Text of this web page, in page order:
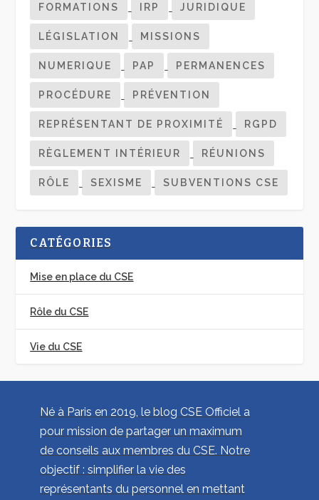
FORMATIONS IRP JURIDIQUE
LÉGISLATION MISSIONS
NUMERIQUE PAP PERMANENCES
PROCÉDURE PRÉVENTION
REPRÉSENTANT DE PROXIMITÉ RGPD
RÈGLEMENT INTÉRIEUR RÉUNIONS
RÔLE SEXISME SUBVENTIONS CSE
CATÉGORIES
Mise en place du CSE
Rôle du CSE
Vie du CSE
Né à Paris en 2019, le blog CSE Officiel a
pour mission de partager un maximum
de conseils aux membres du CSE. Notre
objectif : simplifier la vie des
représentants du personnel en mettant